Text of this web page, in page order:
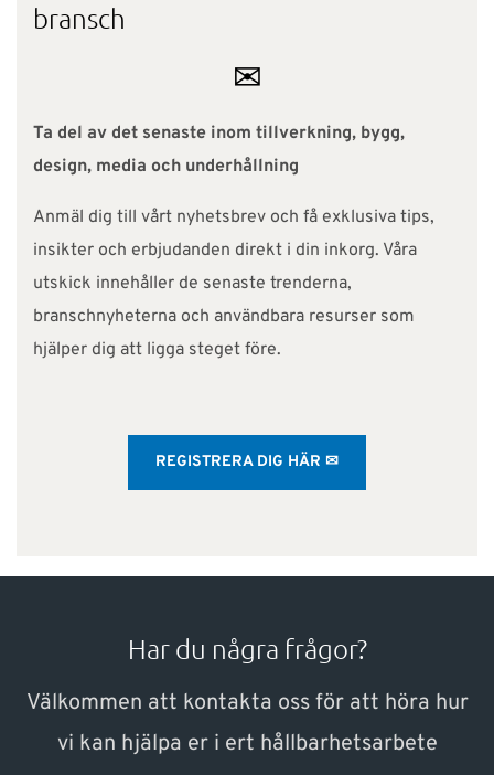
bransch
✉
Ta del av det senaste inom tillverkning, bygg,
design, media och underhållning
Anmäl dig till vårt nyhetsbrev och få exklusiva tips,
insikter och erbjudanden direkt i din inkorg. Våra
utskick innehåller de senaste trenderna,
branschnyheterna och användbara resurser som
hjälper dig att ligga steget före.
REGISTRERA DIG HÄR ✉
Har du några frågor?
Välkommen att kontakta oss för att höra hur
vi kan hjälpa er i ert hållbarhetsarbete